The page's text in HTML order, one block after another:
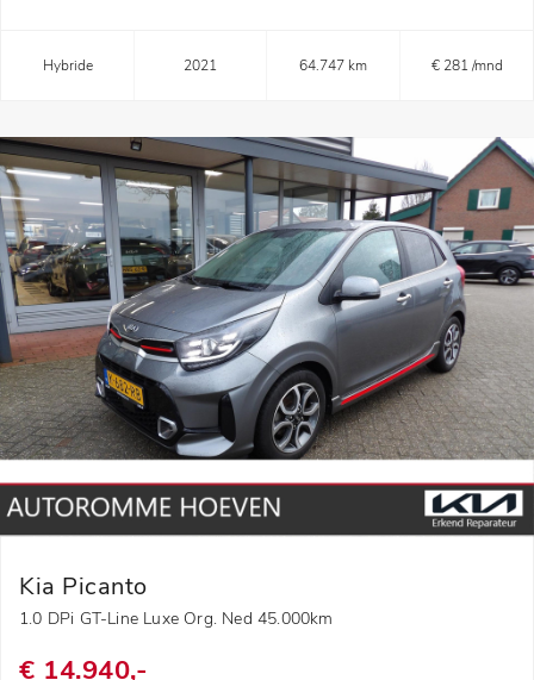
Hybride 2021 64.747 km € 281 /mnd
Kia Picanto
1.0 DPi GT-Line Luxe Org. Ned 45.000km
€ 14.940,-